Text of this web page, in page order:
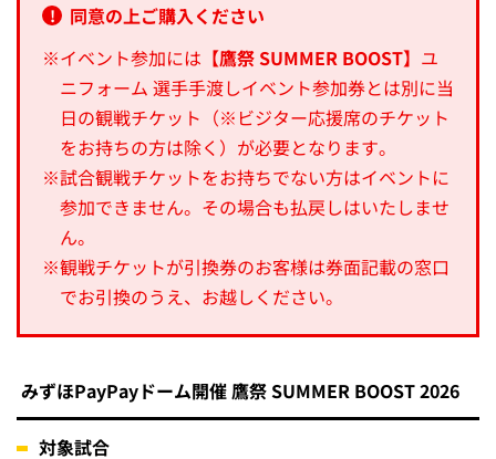
同意の上ご購入ください
※イベント参加には 【鷹祭 SUMMER BOOST】 ユ
ニフォーム 選手手渡しイベント参加券とは別に当
日の観戦チケット（※ビジター応援席のチケット
をお持ちの方は除く）が必要となります。
※試合観戦チケットをお持ちでない方はイベントに
参加できません。その場合も払戻しはいたしませ
ん。
※観戦チケットが引換券のお客様は券面記載の窓口
でお引換のうえ、お越しください。
みずほPayPayドーム開催 鷹祭 SUMMER BOOST 2026
対象試合